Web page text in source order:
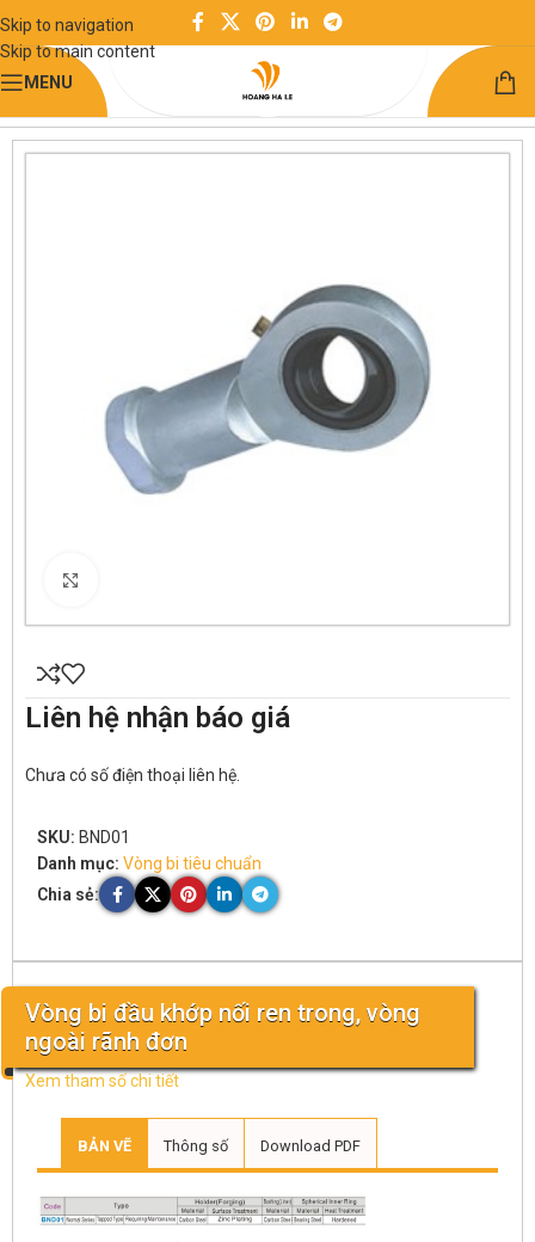
Skip to navigation
Skip to main content
MENU
Trang chủ
Chuyển động quay Vòng bi tiêu chuẩn
Vòng bi đầu khớp nối ren trong, vòng
ngoài rãnh đơn
Xem tham số chi tiết
BẢN VẼ Thông số Download PDF
Liên hệ nhận báo giá
Chưa có số điện thoại liên hệ.
SKU: BND01
Danh mục: Vòng bi tiêu chuẩn
Chia sẻ: